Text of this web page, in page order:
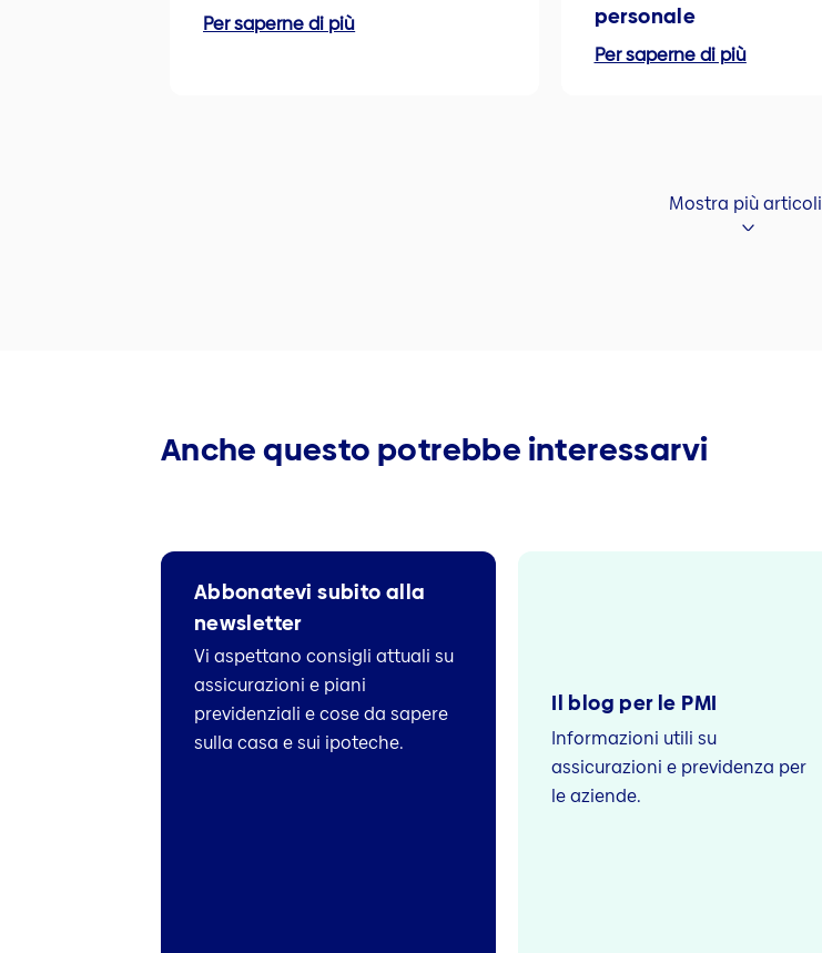
Per saperne di più
personale
Per saperne di più
Mostra più articoli
Anche questo potrebbe interessarvi
Abbonatevi subito alla
newsletter
Vi aspettano consigli attuali su
assicurazioni e piani
previdenziali e cose da sapere
sulla casa e sui ipoteche.
Il blog per le PMI
Informazioni utili su
assicurazioni e previdenza per
le aziende.